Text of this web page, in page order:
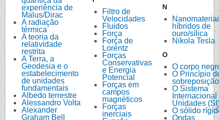
experiência de
Malus/Dirac
A radiação
térmica
A teoria da
relatividade
restrita
A Terra, a
Geodesia e o
estabelecimento
de unidades
fundamentais
Albedo terrestre
Alessandro Volta
Alexander
Graham Bell
Filtro de
Velocidades
Fluidos
Força
Força de
Lorentz
Forças
Conservativas
e Energia
Potencial
Forças em
campos
magnéticos
Forças
inerciais
N
híbridos de
ouro/sílica
Nikola Tesla
O
O corpo
O Princípio
sobreposição
O Sistema
Internacional
Unidades
O sólido
Ondas